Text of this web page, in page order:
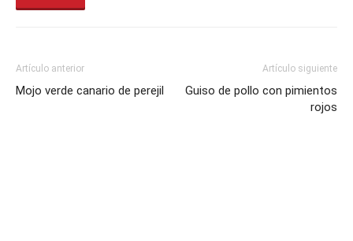
Artículo anterior
Mojo verde canario de perejil
Artículo siguiente
Guiso de pollo con pimientos
rojos